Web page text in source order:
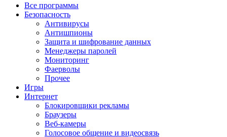
Все программы
Безопасность
Антивирусы
Антишпионы
Защита и шифрование данных
Менеджеры паролей
Мониторинг
Фаерволы
Прочее
Игры
Интернет
Блокировщики рекламы
Браузеры
Веб-камеры
Голосовое общение и видеосвязь